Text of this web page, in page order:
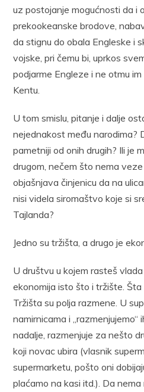
uz postojanje mogućnosti da i
prekookeanske brodove,
da stignu do obala Engleske i
vojske, pri čemu bi, uprkos
podjarme Engleze i ne otmu im
Kentu.
U tom smislu, pitanje i dalje
nejednakost među narodima?
pametniji od onih drugih? Ili je
drugom, nečem što nema
objašnjava činjenicu da na
nisi videla siromaštvo koje si
Tajlanda?
Jedno su tržišta, a drugo je
U društvu u kojem rasteš
ekonomija isto što i tržište.
Tržišta su polja razmene. U
namirnicama i „razmenjujemo“
nadalje, razmenjuje za nešto
koji novac ubira (vlasnik
supermarketu, pošto oni
plaćamo na kasi itd.). Da